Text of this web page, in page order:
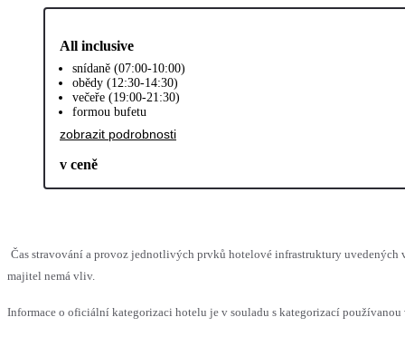
All inclusive
snídaně (07:00-10:00)
obědy (12:30-14:30)
večeře (19:00-21:30)
formou bufetu
zobrazit podrobnosti
v ceně
Čas stravování a provoz jednotlivých prvků hotelové infrastruktury uvedených
majitel nemá vliv.
Informace o oficiální kategorizaci hotelu je v souladu s kategorizací